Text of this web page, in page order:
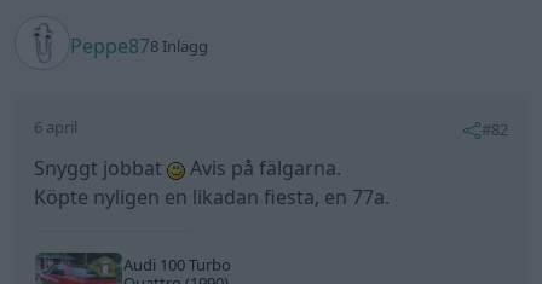
Peppe878 Inlägg
6 april #82
Snyggt jobbat
Avis på fälgarna.
Köpte nyligen en likadan fiesta, en 77a.
Audi 100 Turbo